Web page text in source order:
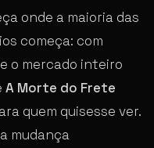
onde a maioria das
começa: com
o mercado inteiro
A Morte do Frete
quem quisesse ver.
mudança